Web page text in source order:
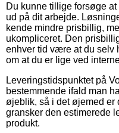
Du kunne tillige forsøge
ud på dit arbejde.
kende mindre prisbillig,
ukompliceret. Den
enhver tid være at du selv
om at du er lige ved
Leveringstidspunktet på
bestemmende ifald man
øjeblik, så i det øjemed er
gransker den estimerede
produkt.